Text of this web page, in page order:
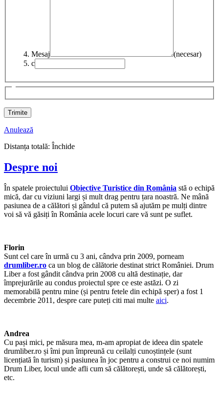
Mesaj
(necesar)
c
Anulează
Distanța totală: Închide
Despre noi
În spatele proiectului Obiective Turistice din România stă o echipă
mică, dar cu viziuni largi și mult drag pentru țara noastră. Ne mână
pasiunea de a călători și gândul că putem să ajutăm pe mulți dintre
voi să vă găsiți în România acele locuri care vă sunt pe suflet.
Florin
Sunt cel care în urmă cu 3 ani, cândva prin 2009, porneam
drumliber.ro ca un blog de călătorie destinat strict României. Drum
Liber a fost gândit cândva prin 2008 cu altă destinație, dar
împrejurările au condus proiectul spre ce este astăzi. O zi
memorabilă pentru mine (și pentru fetele din echipă sper) a fost 1
decembrie 2011, despre care puteți citi mai multe aici.
Andrea
Cu pași mici, pe măsura mea, m-am apropiat de ideea din spatele
drumliber.ro și îmi pun împreună cu ceilalți cunoștințele (sunt
licențiată în turism) și pasiunea în joc pentru a construi ce noi numim
Drum Liber, locul unde afli cum să călătorești, unde să călătorești,
etc.